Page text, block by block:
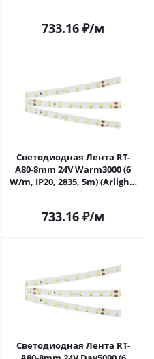
733.16 ₽/м
Светодиодная Лента RT-
A80-8mm 24V Warm3000 (6
W/m, IP20, 2835, 5m) (Arlight,
733.16 ₽/м
Светодиодная Лента RT-